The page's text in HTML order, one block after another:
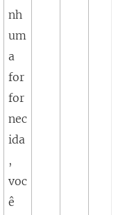
nh
um
a
for
for
nec
ida
,
voc
ê